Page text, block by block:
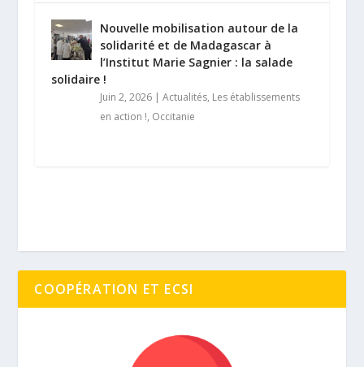
Nouvelle mobilisation autour de la
solidarité et de Madagascar à
l’Institut Marie Sagnier : la salade
solidaire !
Juin 2, 2026| Actualités, Les établissements
en action !, Occitanie
COOPÉRATION ET ECSI